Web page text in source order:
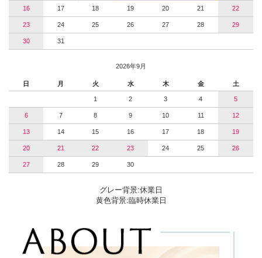
16 17 18 19 20 21 22
23 24 25 26 27 28 29
30 31
2026年9月
日 月 火 水 木 金 土
1 2 3 4 5
6 7 8 9 10 11 12
13 14 15 16 17 18 19
20 21 22 23 24 25 26
27 28 29 30
グレー背景:休業日
黄色背景:臨時休業日